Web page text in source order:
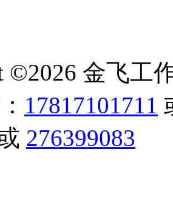
©2026 金飞工
17817101711
276399083